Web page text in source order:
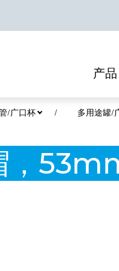
产品
/广口杯 多用途罐/
，